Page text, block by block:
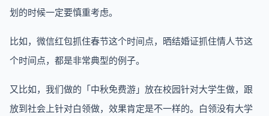
划的时候一定要慎重考虑。
比如，微信红包抓住春节这个时间点，晒结婚证抓住情人节这
个时间点，都是非常典型的例子。
又比如，我们做的「中秋免费游」放在校园针对大学生做，跟
放到社会上针对白领做，效果肯定是不一样的。白领没有大学